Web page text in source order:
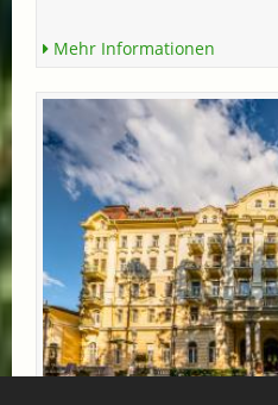
Mehr Informationen